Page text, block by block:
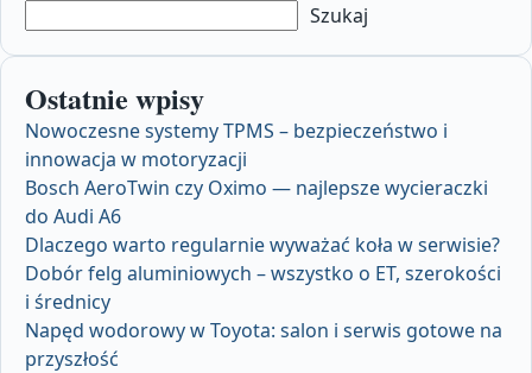
Szukaj
Ostatnie wpisy
Nowoczesne systemy TPMS – bezpieczeństwo i
innowacja w motoryzacji
Bosch AeroTwin czy Oximo — najlepsze wycieraczki
do Audi A6
Dlaczego warto regularnie wyważać koła w serwisie?
Dobór felg aluminiowych – wszystko o ET, szerokości
i średnicy
Napęd wodorowy w Toyota: salon i serwis gotowe na
przyszłość